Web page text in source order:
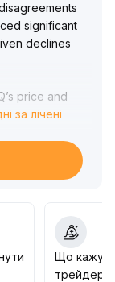
significant
declines
price and
a
continues, Q
за лічені
Що
трейдери